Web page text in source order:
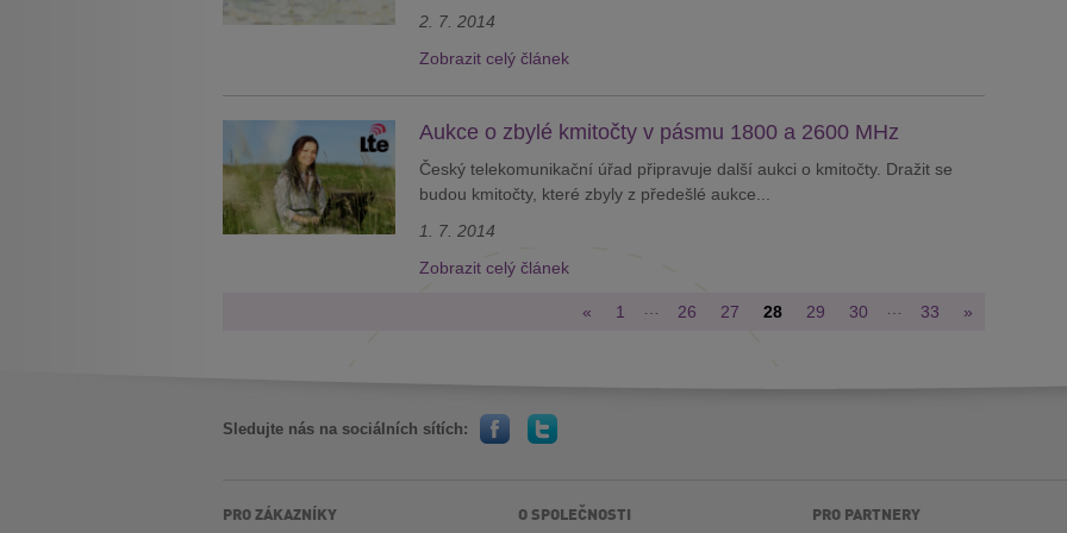
2. 7. 2014
Zobrazit celý článek
Aukce o zbylé kmitočty v pásmu 1800 a 2600 MHz
Český telekomunikační úřad připravuje další aukci o kmitočty. Dražit se
budou kmitočty, které zbyly z předešlé aukce...
1. 7. 2014
Zobrazit celý článek
« 1 26 27 28 29 30 33 »
Sledujte nás na sociálních sítích:
PRO ZÁKAZNÍKY O SPOLEČNOSTI PRO PARTNERY